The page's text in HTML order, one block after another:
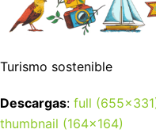
Turismo sostenible
Descargas: full
thumbnail (164x164)